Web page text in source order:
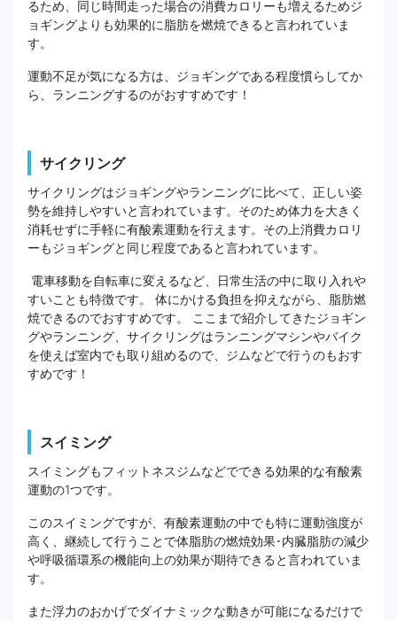
るため、同じ時間走った場合の消費カロリーも増えるためジ
ョギングよりも効果的に脂肪を燃焼できると言われていま
す。
運動不足が気になる方は、ジョギングである程度慣らしてか
ら、ランニングするのがおすすめです！
サイクリング
サイクリングはジョギングやランニングに比べて、正しい姿
勢を維持しやすいと言われています。そのため体力を大きく
消耗せずに手軽に有酸素運動を行えます。その上消費カロリ
ーもジョギングと同じ程度であると言われています。
電車移動を自転車に変えるなど、日常生活の中に取り入れや
すいことも特徴です。 体にかける負担を抑えながら、脂肪燃
焼できるのでおすすめです。 ここまで紹介してきたジョギン
グやランニング、サイクリングはランニングマシンやバイク
を使えば室内でも取り組めるので、ジムなどで行うのもおす
すめです！
スイミング
スイミングもフィットネスジムなどでできる効果的な有酸素
運動の1つです。
このスイミングですが、有酸素運動の中でも特に運動強度が
高く、継続して行うことで体脂肪の燃焼効果･内臓脂肪の減少
や呼吸循環系の機能向上の効果が期待できると言われていま
す。
また浮力のおかげでダイナミックな動きが可能になるだけで